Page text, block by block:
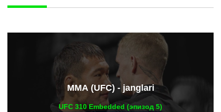
ММА (UFC) - janglari
UFC 310 Embedded (эпизод 5)